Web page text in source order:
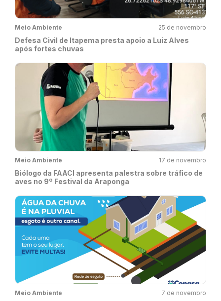
Meio Ambiente 25 de novembro
Defesa Civil de Itapema presta apoio a Luiz Alves
após fortes chuvas
Meio Ambiente 17 de novembro
Biólogo da FAACI apresenta palestra sobre tráfico de
aves no 9º Festival da Araponga
Meio Ambiente 7 de novembro